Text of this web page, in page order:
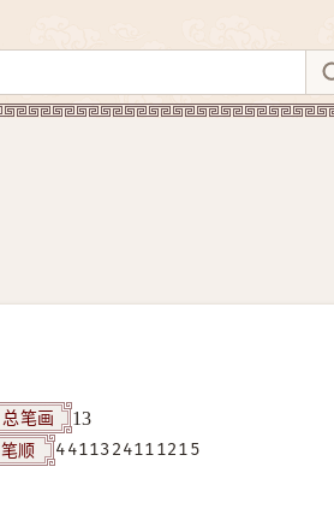
总笔画 13
笔顺 4411324111215